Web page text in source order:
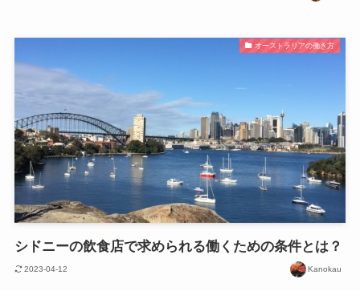
オーストラリアの働き方
シドニーの飲食店で求められる働くための条件とは？
2023-04-12 Kanokau